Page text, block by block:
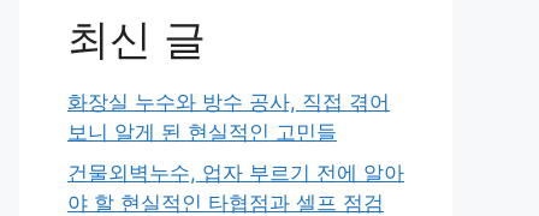
최신 글
화장실 누수와 방수 공사, 직접 겪어
보니 알게 된 현실적인 고민들
건물외벽누수, 업자 부르기 전에 알아
야 할 현실적인 타협점과 셀프 점검